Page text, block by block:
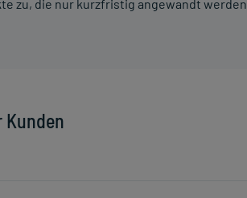
zu, die nur kurzfristig angewandt werden